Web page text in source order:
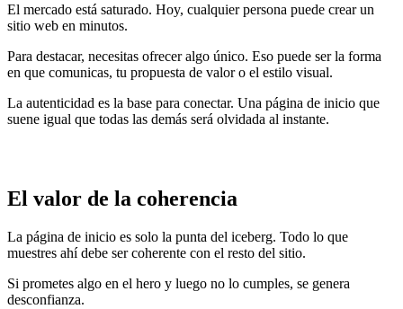
El mercado está saturado. Hoy, cualquier persona puede crear un
sitio web en minutos.
Para destacar, necesitas ofrecer algo único. Eso puede ser la forma
en que comunicas, tu propuesta de valor o el estilo visual.
La autenticidad es la base para conectar. Una página de inicio que
suene igual que todas las demás será olvidada al instante.
El valor de la coherencia
La página de inicio es solo la punta del iceberg. Todo lo que
muestres ahí debe ser coherente con el resto del sitio.
Si prometes algo en el hero y luego no lo cumples, se genera
desconfianza.